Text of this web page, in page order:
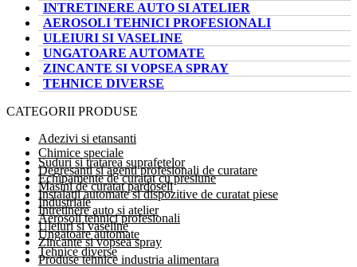
INTRETINERE AUTO SI ATELIER
AEROSOLI TEHNICI PROFESIONALI
ULEIURI SI VASELINE
UNGATOARE AUTOMATE
ZINCANTE SI VOPSEA SPRAY
TEHNICE DIVERSE
CATEGORII PRODUSE
Adezivi si etansanti
Chimice speciale
Suduri si tratarea suprafetelor
Degresanti si agenti profesionali de curatare
Echipamente de curatat cu presiune
Masini de curatat pardoseli
Instalatii automate si dispozitive de curatat piese
Industriale
Intretinere auto si atelier
Aerosoli tehnici profesionali
Uleiuri si vaseline
Ungatoare automate
Zincante si vopsea spray
Tehnice diverse
Produse tehnice industria alimentara